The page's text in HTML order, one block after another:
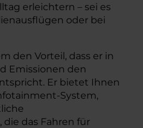
erleichtern – sei es
oder bei
den Vorteil, dass er in
Emissionen den
Er bietet Ihnen
System,
die das Fahren für